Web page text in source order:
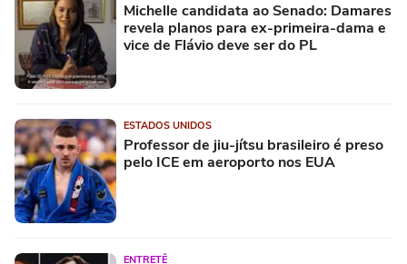
Michelle candidata ao Senado: Damares
revela planos para ex-primeira-dama e
vice de Flávio deve ser do PL
ESTADOS UNIDOS
Professor de jiu-jítsu brasileiro é preso
pelo ICE em aeroporto nos EUA
ENTRETÊ